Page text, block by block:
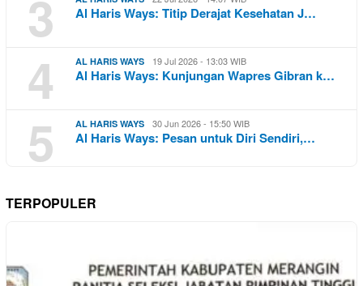
3 Al Haris Ways: Titip Derajat Kesehatan J…
4 AL HARIS WAYS 19 Jul 2026 - 13:03 WIB
Al Haris Ways: Kunjungan Wapres Gibran k…
5 AL HARIS WAYS 30 Jun 2026 - 15:50 WIB
Al Haris Ways: Pesan untuk Diri Sendiri,…
TERPOPULER